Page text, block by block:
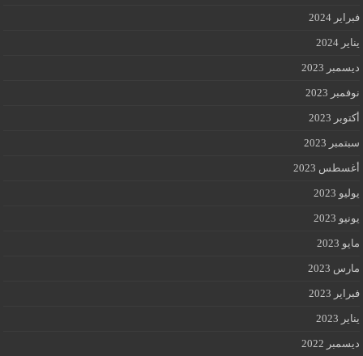
فبراير 2024
يناير 2024
ديسمبر 2023
نوفمبر 2023
أكتوبر 2023
سبتمبر 2023
أغسطس 2023
يوليو 2023
يونيو 2023
مايو 2023
مارس 2023
فبراير 2023
يناير 2023
ديسمبر 2022